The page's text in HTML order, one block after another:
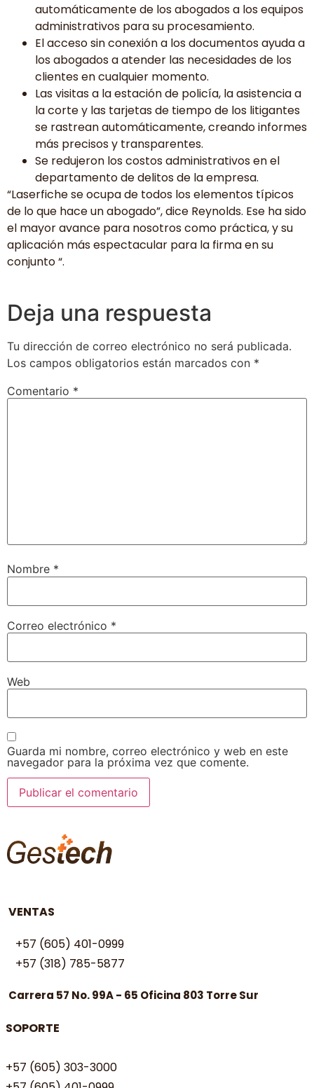
automáticamente de los abogados a los equipos
administrativos para su procesamiento.
El acceso sin conexión a los documentos ayuda a
los abogados a atender las necesidades de los
clientes en cualquier momento.
Las visitas a la estación de policía, la asistencia a
la corte y las tarjetas de tiempo de los litigantes
se rastrean automáticamente, creando informes
más precisos y transparentes.
Se redujeron los costos administrativos en el
departamento de delitos de la empresa.
“Laserfiche se ocupa de todos los elementos típicos
de lo que hace un abogado”, dice Reynolds. Ese ha sido
el mayor avance para nosotros como práctica, y su
aplicación más espectacular para la firma en su
conjunto “.
Deja una respuesta
Tu dirección de correo electrónico no será publicada.
Los campos obligatorios están marcados con *
Comentario *
Nombre *
Correo electrónico *
Web
Guarda mi nombre, correo electrónico y web en este
navegador para la próxima vez que comente.
VENTAS
+57 (605) 401-0999
+57 (318) 785-5877
Carrera 57 No. 99A - 65 Oficina 803 Torre Sur
SOPORTE
+57 (605) 303-3000